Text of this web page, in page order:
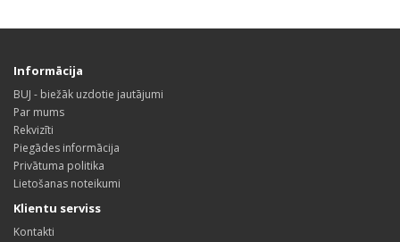
Informācija
BUJ - biežāk uzdotie jautājumi
Par mums
Rekvizīti
Piegādes informācija
Privātuma politika
Lietošanas noteikumi
Klientu serviss
Kontakti